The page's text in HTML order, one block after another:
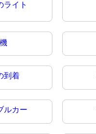
ライト
到着
ルカー